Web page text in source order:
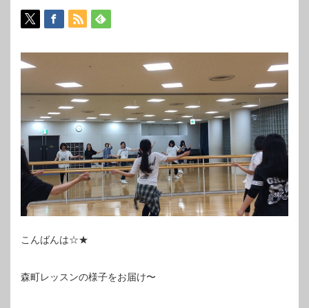
こんばんは☆★
森町レッスンの様子をお届け〜